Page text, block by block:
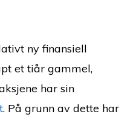
ny finansiell
et tiår gammel,
har sin
. På grunn av dette har